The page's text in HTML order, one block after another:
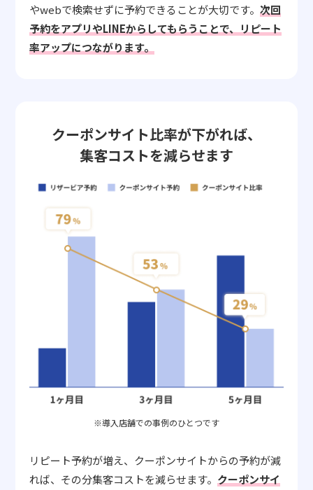
やwebで検索せずに予約できることが大切です。次回
予約をアプリやLINEからしてもらうことで、リピート
率アップにつながります。
クーポンサイト比率が下がれば、
集客コストを減らせます
※導入店舗での事例のひとつです
リピート予約が増え、クーポンサイトからの予約が減
れば、その分集客コストを減らせます。クーポンサイ